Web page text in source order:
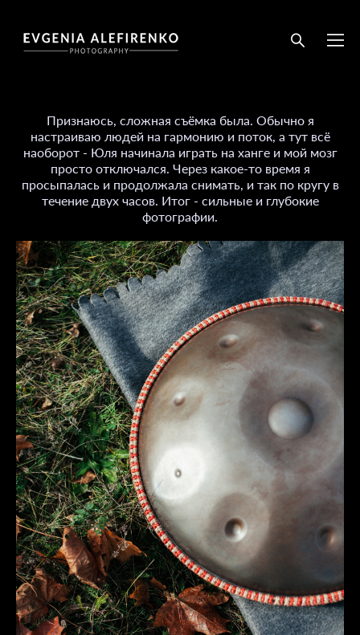
Признаюсь, сложная съёмка была. Обычно я
настраиваю людей на гармонию и поток, а тут всё
наоборот - Юля начинала играть на ханге и мой мозг
просто отключался. Через какое-то время я
просыпалась и продолжала снимать, и так по кругу в
течение двух часов. Итог - сильные и глубокие
фотографии.